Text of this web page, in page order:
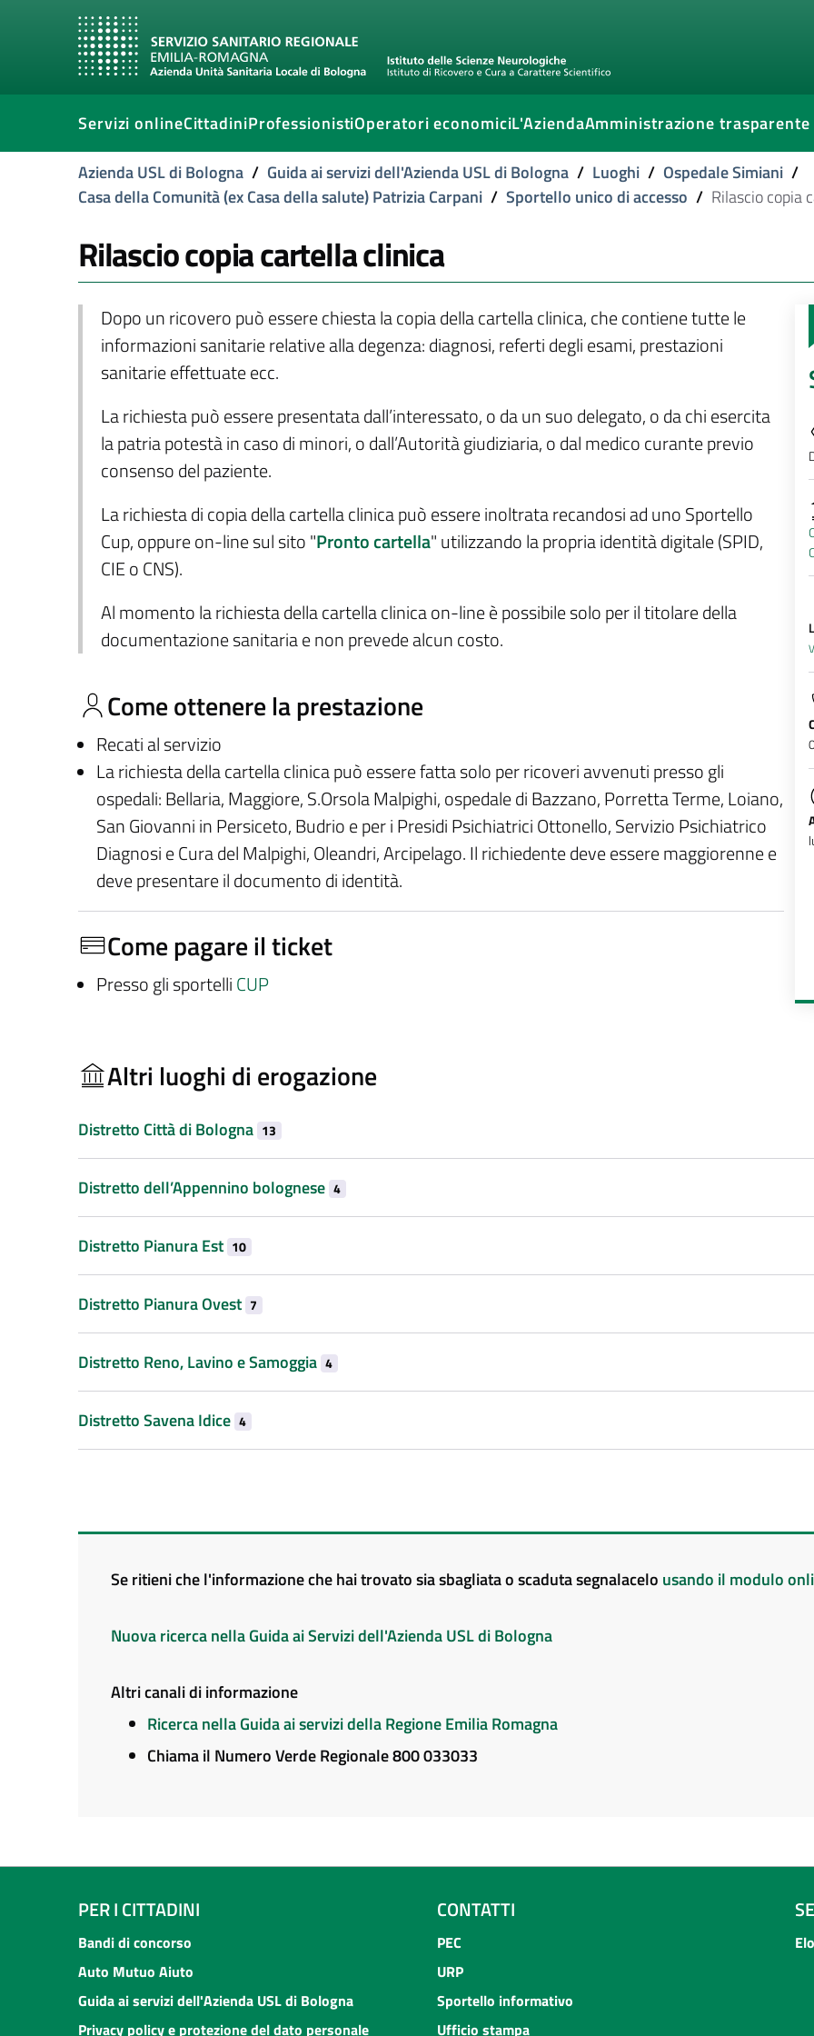
Servizi onlineCittadiniProfessionistiOperatori economiciL'AziendaAmministrazione trasparente
Azienda USL di Bologna / Guida ai servizi dell'Azienda USL di Bologna / Luoghi / Ospedale Simiani /
Casa della Comunità (ex Casa della salute) Patrizia Carpani / Sportello unico di accesso / Rilascio copia
Rilascio copia cartella clinica
Dopo un ricovero può essere chiesta la copia della cartella clinica, che contiene tutte le
informazioni sanitarie relative alla degenza: diagnosi, referti degli esami, prestazioni
sanitarie effettuate ecc.
La richiesta può essere presentata dall’interessato, o da un suo delegato, o da chi esercita
la patria potestà in caso di minori, o dall’Autorità giudiziaria, o dal medico curante previo
consenso del paziente.
La richiesta di copia della cartella clinica può essere inoltrata recandosi ad uno Sportello
Cup, oppure on-line sul sito "Pronto cartella" utilizzando la propria identità digitale (SPID,
CIE o CNS).
Al momento la richiesta della cartella clinica on-line è possibile solo per il titolare della
documentazione sanitaria e non prevede alcun costo.
Come ottenere la prestazione
Recati al servizio
La richiesta della cartella clinica può essere fatta solo per ricoveri avvenuti presso gli
ospedali: Bellaria, Maggiore, S.Orsola Malpighi, ospedale di Bazzano, Porretta Terme, Loiano,
San Giovanni in Persiceto, Budrio e per i Presidi Psichiatrici Ottonello, Servizio Psichiatrico
Diagnosi e Cura del Malpighi, Oleandri, Arcipelago. Il richiedente deve essere maggiorenne e
deve presentare il documento di identità.
Come pagare il ticket
Presso gli sportelli CUP
Altri luoghi di erogazione
Distretto Città di Bologna 13
Distretto dell’Appennino bolognese 4
Distretto Pianura Est 10
Distretto Pianura Ovest 7
Distretto Reno, Lavino e Samoggia 4
Distretto Savena Idice 4
Se ritieni che l'informazione che hai trovato sia sbagliata o scaduta segnalacelo usando il modulo
Nuova ricerca nella Guida ai Servizi dell'Azienda USL di Bologna
Altri canali di informazione
Ricerca nella Guida ai servizi della Regione Emilia Romagna
Chiama il Numero Verde Regionale 800 033033
PER I CITTADINI
Bandi di concorso
Auto Mutuo Aiuto
Guida ai servizi dell'Azienda USL di Bologna
Privacy policy e protezione del dato personale
CONTATTI
PEC
URP
Sportello informativo
Ufficio stampa